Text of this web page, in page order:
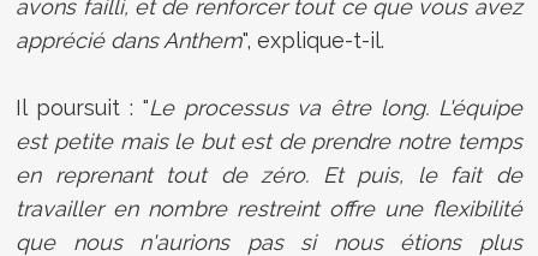
avons failli, et de renforcer tout ce que vous avez
apprécié dans Anthem", explique-t-il.
Il poursuit : "Le processus va être long. L'équipe
est petite mais le but est de prendre notre temps
en reprenant tout de zéro. Et puis, le fait de
travailler en nombre restreint offre une flexibilité
que nous n'aurions pas si nous étions plus